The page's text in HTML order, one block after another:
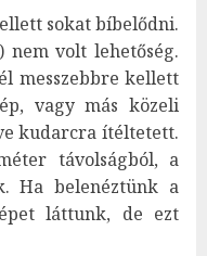
sokat bíbelődni.
nem volt lehetőség.
messzebbre kellett
vagy más közeli
kudarcra ítéltetett.
távolságból, a
Ha belenéztünk a
láttunk, de ezt